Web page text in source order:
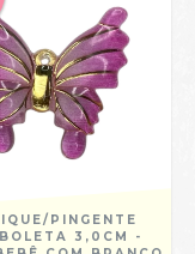
PINGENTE
3,0CM -